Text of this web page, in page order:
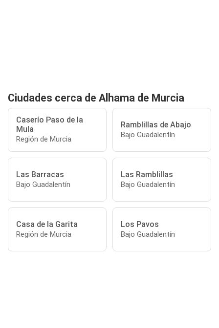
Ciudades cerca de Alhama de Murcia
Caserío Paso de la
Mula
Región de Murcia
Ramblillas de Abajo
Bajo Guadalentín
Las Barracas
Bajo Guadalentín
Las Ramblillas
Bajo Guadalentín
Casa de la Garita
Región de Murcia
Los Pavos
Bajo Guadalentín